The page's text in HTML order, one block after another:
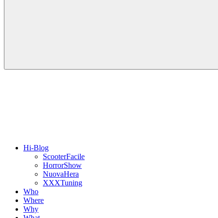
Hi-Blog
ScooterFacile
HorrorShow
NuovaHera
XXXTuning
Who
Where
Why